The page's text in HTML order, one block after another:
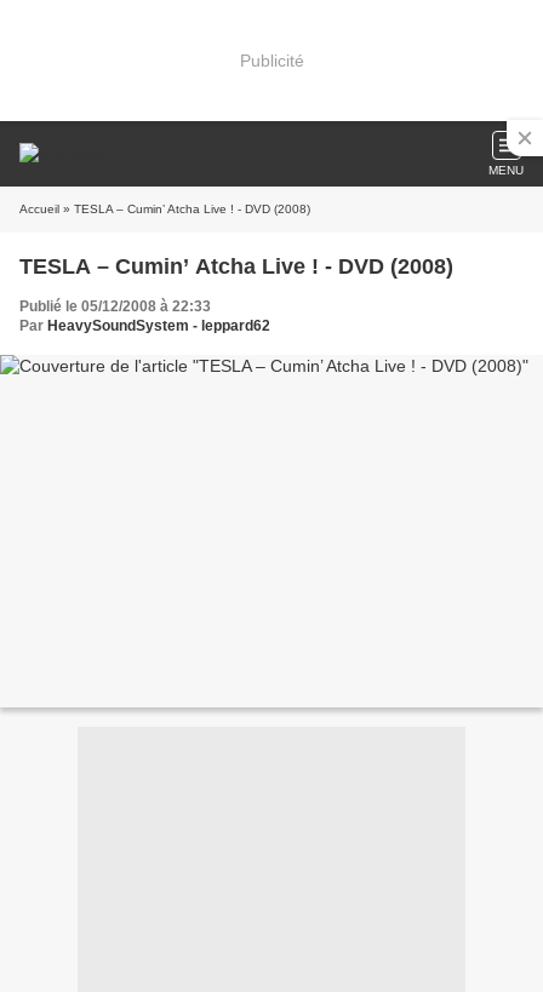
Publicité
MENU
Accueil » TESLA – Cumin’ Atcha Live ! - DVD (2008)
TESLA – Cumin’ Atcha Live ! - DVD (2008)
Publié le 05/12/2008 à 22:33
Par HeavySoundSystem - leppard62